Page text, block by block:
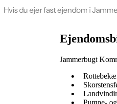
Hvis du ejer fast ejendom i
Jammerbugt
Pumpe-